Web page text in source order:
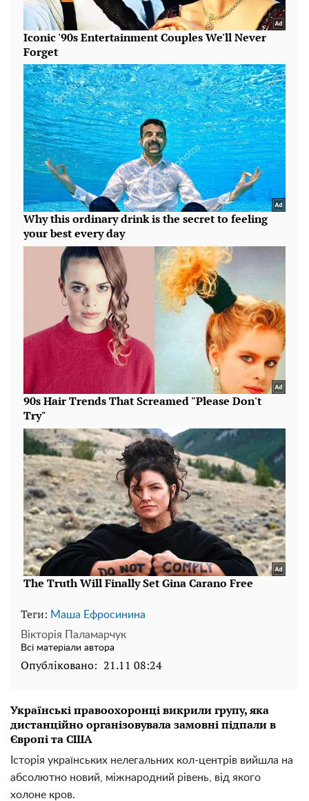
Теги: Маша Ефросинина
Вікторія Паламарчук
Всі матеріали автора
Опубліковано: 21.11 08:24
Українські правоохоронці викрили групу, яка
дистанційно організовувала замовні підпали в
Європі та США
Історія українських нелегальних кол-центрів вийшла на
абсолютно новий, міжнародний рівень, від якого
холоне кров.